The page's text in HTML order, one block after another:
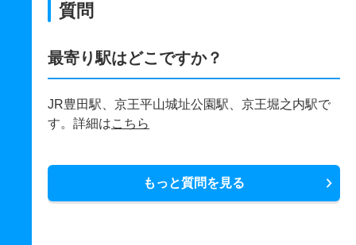
質問
最寄り駅はどこですか？
JR豊田駅、京王平山城址公園駅、京王堀之内駅で
す。詳細はこちら
もっと質問を見る